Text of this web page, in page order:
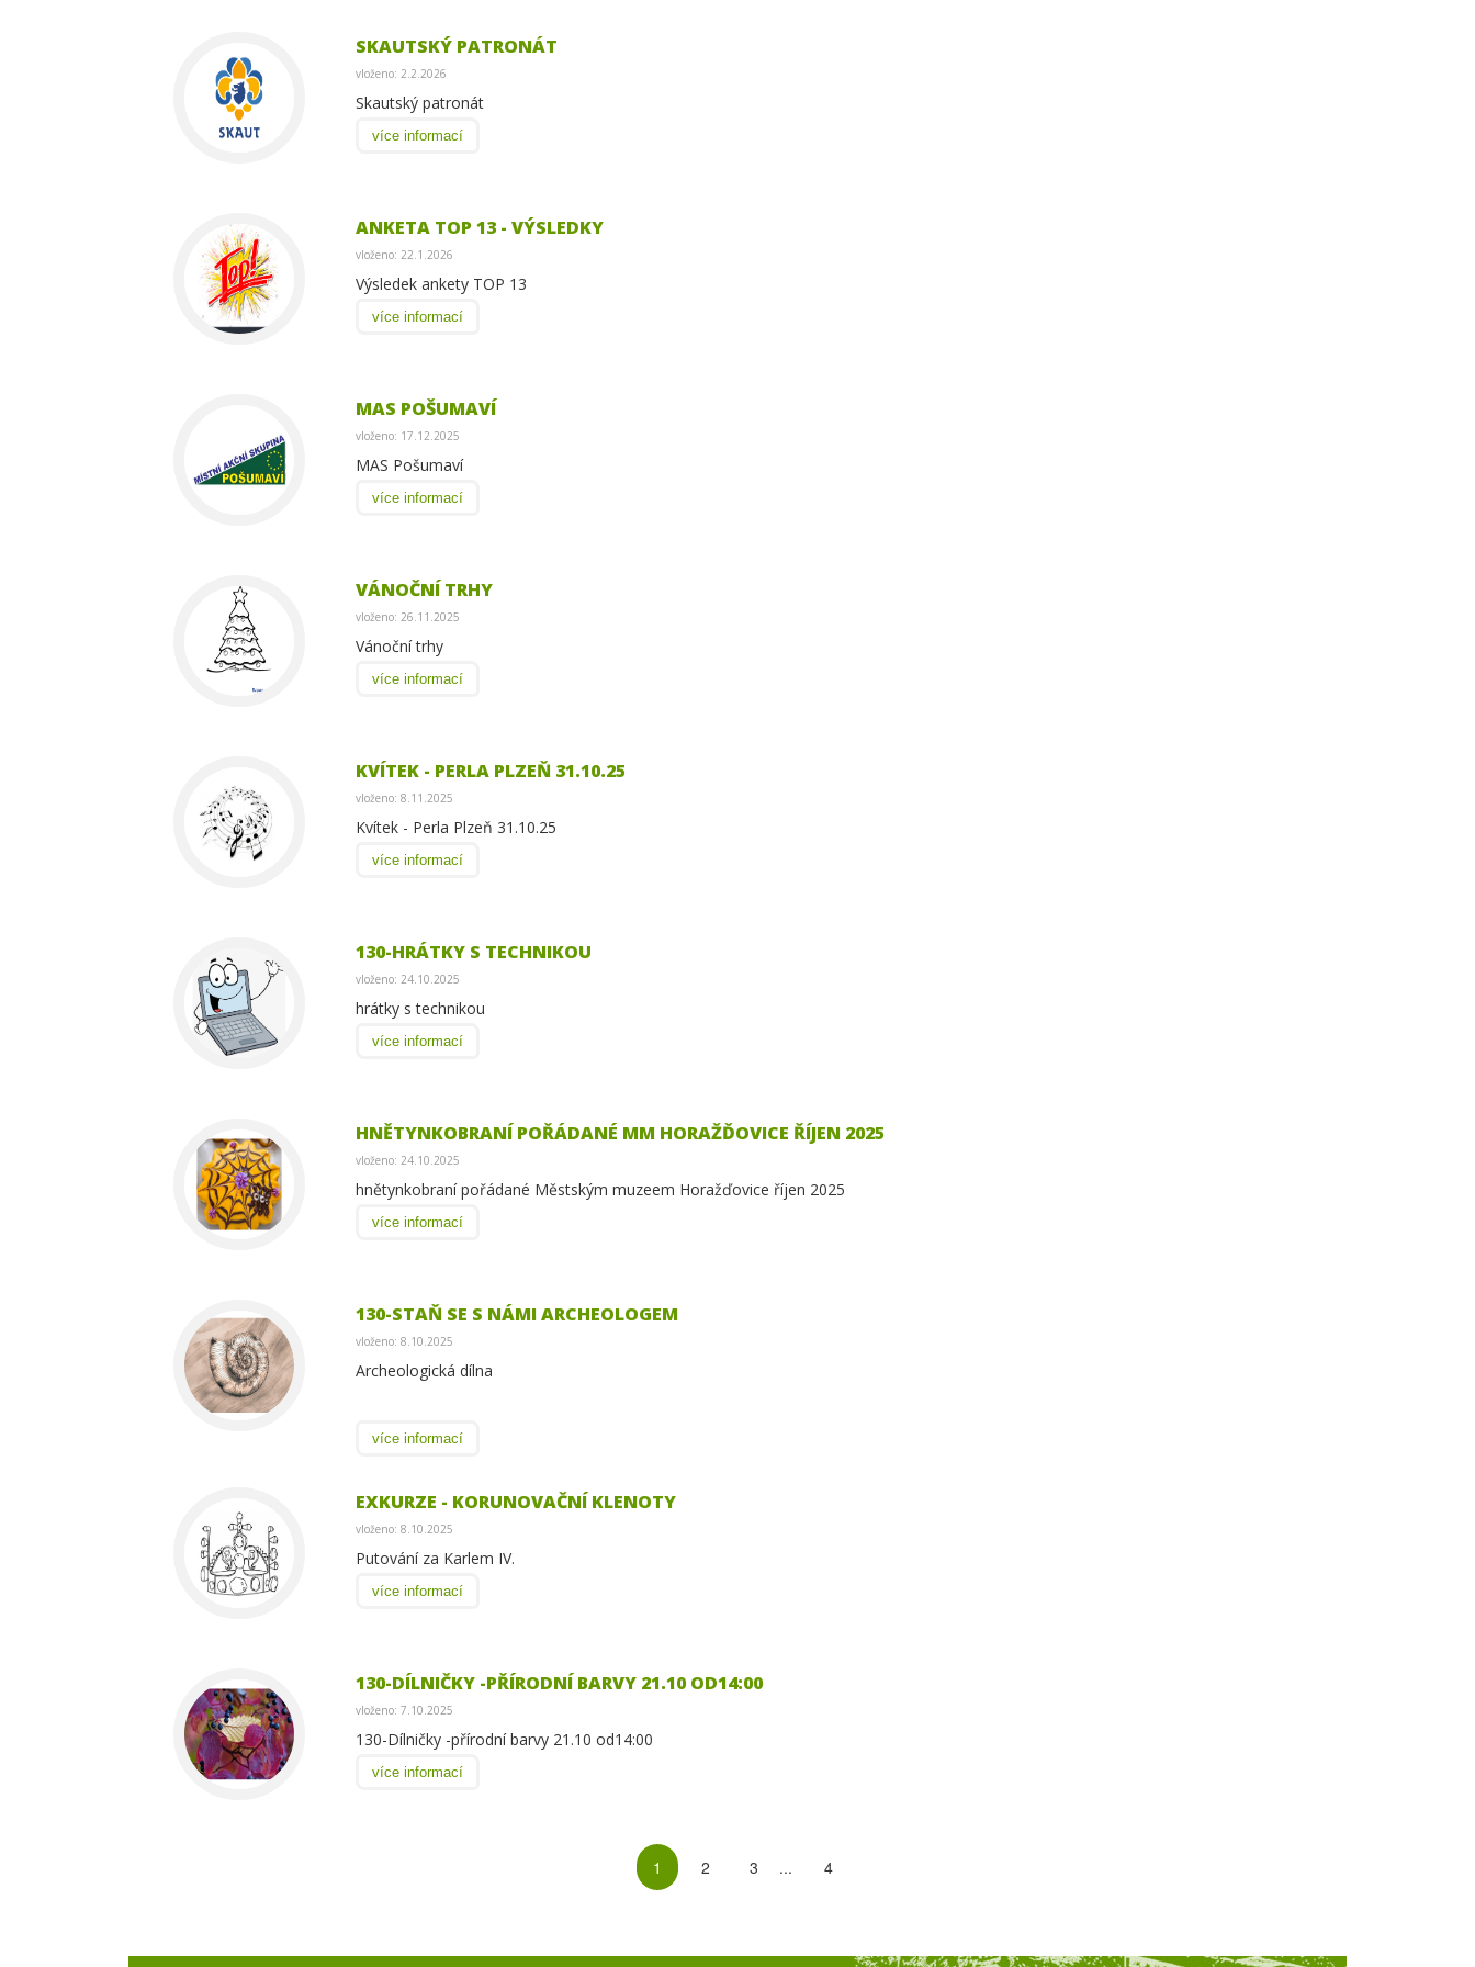
SKAUTSKÝ PATRONÁT
vloženo: 2.2.2026
Skautský patronát
více informací
ANKETA TOP 13 - VÝSLEDKY
vloženo: 22.1.2026
Výsledek ankety TOP 13
více informací
MAS POŠUMAVÍ
vloženo: 17.12.2025
MAS Pošumaví
více informací
VÁNOČNÍ TRHY
vloženo: 26.11.2025
Vánoční trhy
více informací
KVÍTEK - PERLA PLZEŇ 31.10.25
vloženo: 8.11.2025
Kvítek - Perla Plzeň 31.10.25
více informací
130-HRÁTKY S TECHNIKOU
vloženo: 24.10.2025
hrátky s technikou
více informací
HNĚTYNKOBRANÍ POŘÁDANÉ MM HORAŽĎOVICE ŘÍJEN 2025
vloženo: 24.10.2025
hnětynkobraní pořádané Městským muzeem Horažďovice říjen 2025
více informací
130-STAŇ SE S NÁMI ARCHEOLOGEM
vloženo: 8.10.2025
Archeologická dílna
více informací
EXKURZE - KORUNOVAČNÍ KLENOTY
vloženo: 8.10.2025
Putování za Karlem IV.
více informací
130-DÍLNIČKY -PŘÍRODNÍ BARVY 21.10 OD14:00
vloženo: 7.10.2025
130-Dílničky -přírodní barvy 21.10 od14:00
více informací
1 2 3 ... 4